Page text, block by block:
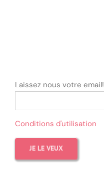
Laissez nous votre email!
Conditions d'utilisation